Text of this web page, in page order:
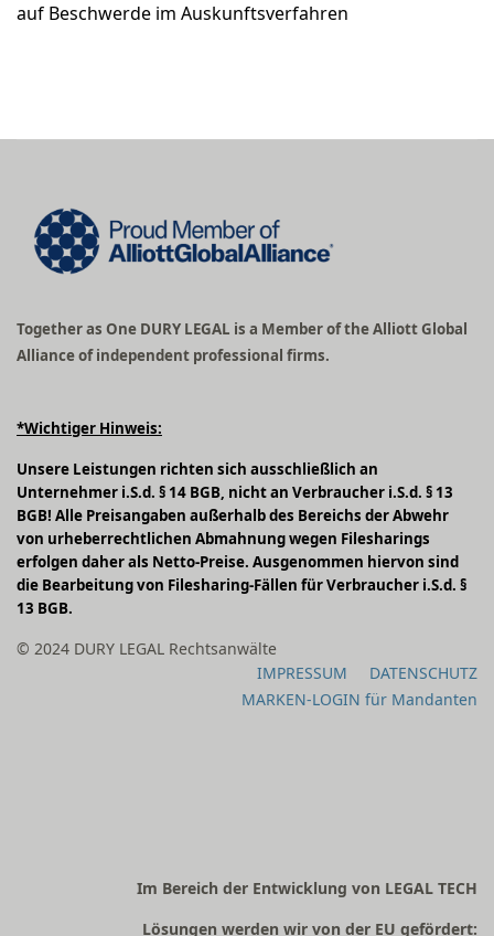
auf Beschwerde im Auskunftsverfahren
Together as One DURY LEGAL is a Member of the Alliott Global
Alliance of independent professional firms.
*Wichtiger Hinweis:
Unsere Leistungen richten sich ausschließlich an
Unternehmer i.S.d. § 14 BGB, nicht an Verbraucher i.S.d. § 13
BGB! Alle Preisangaben außerhalb des Bereichs der Abwehr
von urheberrechtlichen Abmahnung wegen Filesharings
erfolgen daher als Netto-Preise. Ausgenommen hiervon sind
die Bearbeitung von Filesharing-Fällen für Verbraucher i.S.d. §
13 BGB.
© 2024 DURY LEGAL Rechtsanwälte
IMPRESSUM
DATENSCHUTZ
MARKEN-LOGIN für Mandanten
Im Bereich der Entwicklung von LEGAL TECH
Lösungen werden wir von der EU gefördert: